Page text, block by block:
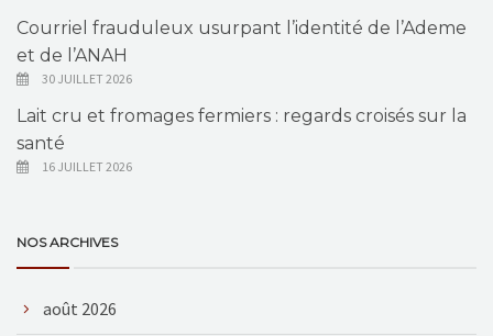
Courriel frauduleux usurpant l’identité de l’Ademe
et de l’ANAH
30 JUILLET 2026
Lait cru et fromages fermiers : regards croisés sur la
santé
16 JUILLET 2026
NOS ARCHIVES
août 2026